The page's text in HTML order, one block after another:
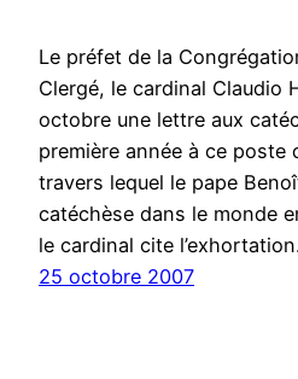
Le préfet de la
Clergé, le cardinal Claudio
octobre une lettre aux
première année à ce poste
travers lequel le pape
catéchèse dans le monde
le cardinal cite
25 octobre 2007